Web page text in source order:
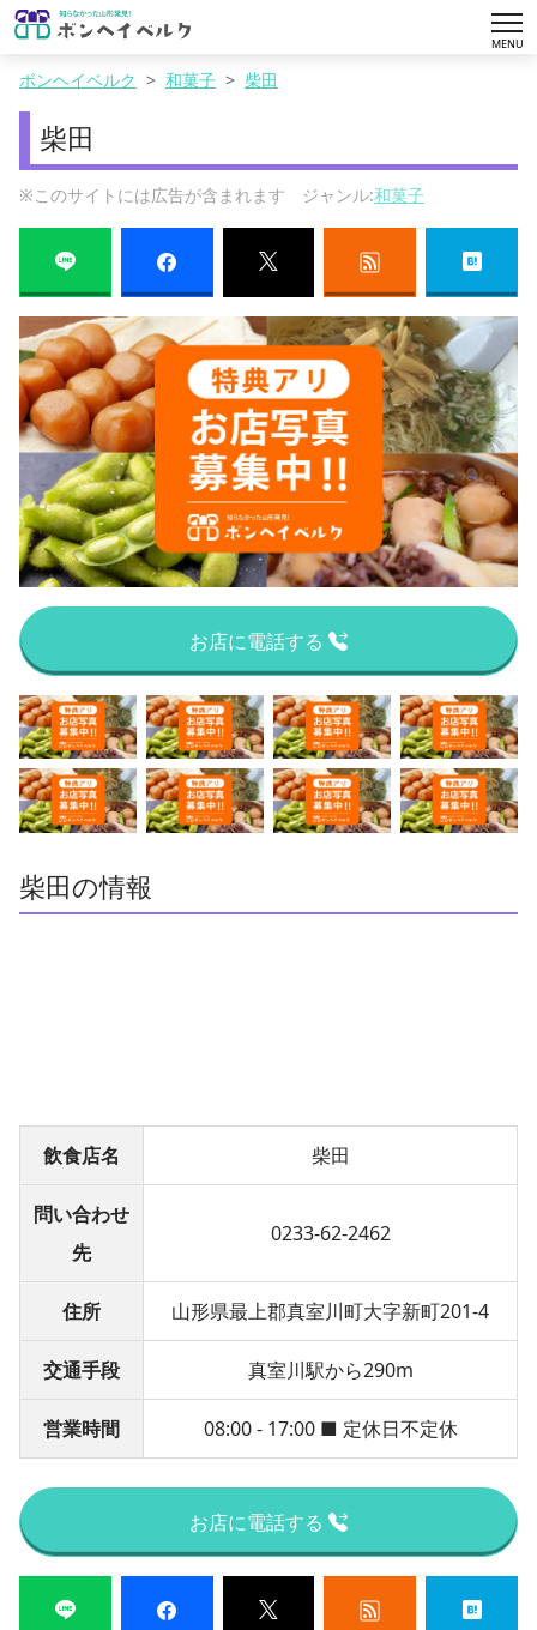
MENU
ボンヘイベルク 和菓子 柴田
柴田
※このサイトには広告が含まれます ジャンル:和菓子
お店に電話する
柴田の情報
飲食店名 柴田
問い合わせ
先
0233-62-2462
住所 山形県最上郡真室川町大字新町201-4
交通手段 真室川駅から290m
営業時間 08:00 - 17:00 ■ 定休日不定休
お店に電話する